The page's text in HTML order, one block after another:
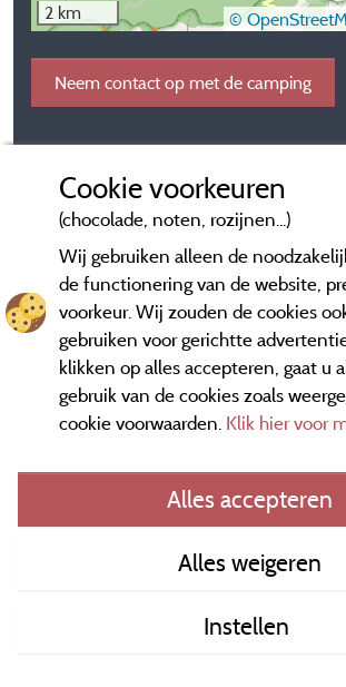
2 km ©
Neem contact op met de camping
General terms of use
Contact gegevens
Algemene
Cookie voorkeuren
(chocolade, noten, rozijnen...)
Wij gebruiken alleen de
de functionering van de website,
voorkeur. Wij zouden de cookies
gebruiken voor gerichtte
klikken op alles accepteren, gaat u
gebruik van de cookies zoals
cookie voorwaarden. Klik hier voor
Alles accepteren
Alles weigeren
Instellen